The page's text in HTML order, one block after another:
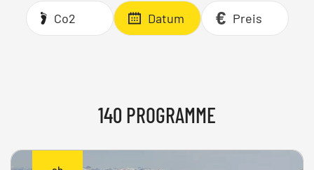
Co2 Datum Preis
140 PROGRAMME